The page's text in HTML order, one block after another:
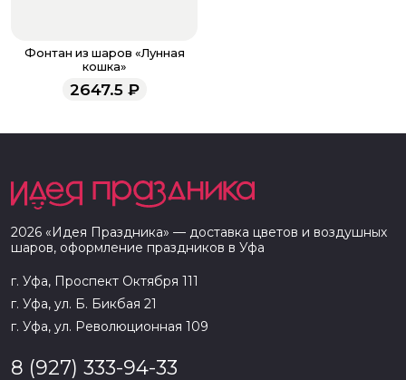
Фонтан из шаров «Лунная
кошка»
2647.5₽
2026 «Идея Праздника» — доставка цветов и воздушных
шаров, оформление праздников в Уфа
г. Уфа, Проспект Октября 111
г. Уфа, ул. Б. Бикбая 21
г. Уфа, ул. Революционная 109
8 (927) 333-94-33